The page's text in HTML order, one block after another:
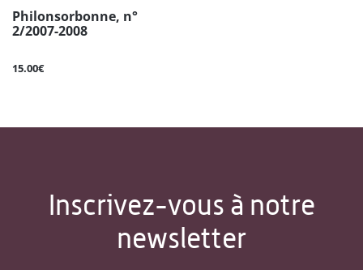
Philonsorbonne, n°
2/2007-2008
15.00€
Inscrivez-vous à notre
newsletter